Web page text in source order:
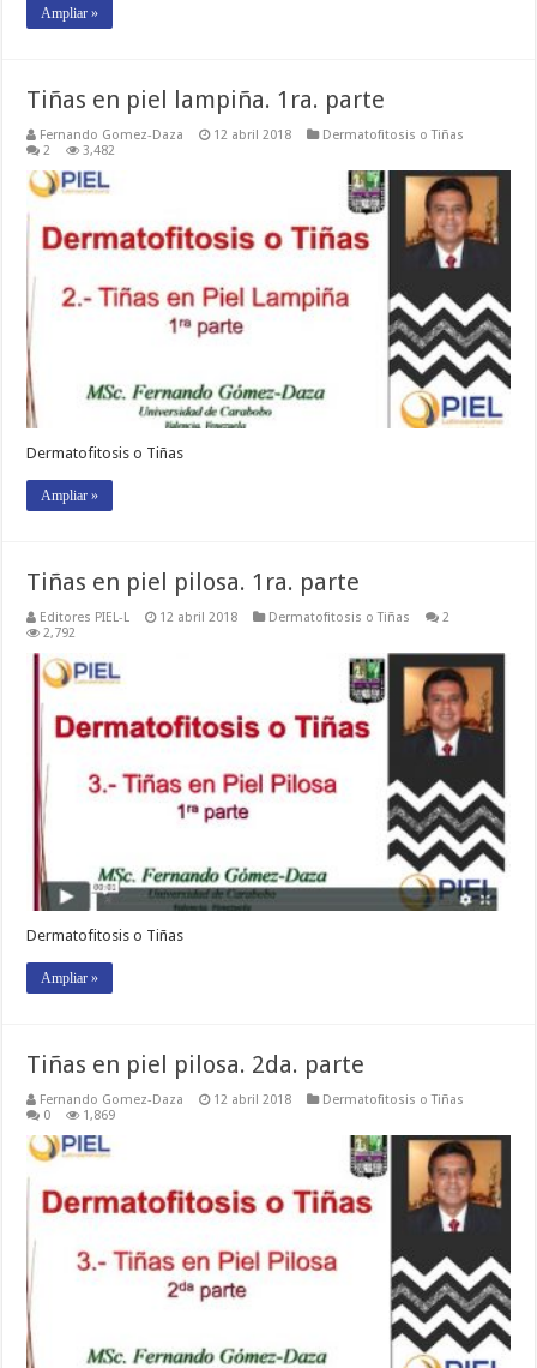
Ampliar »
Tiñas en piel lampiña. 1ra. parte
Fernando Gomez-Daza 12 abril 2018
Dermatofitosis o Tiñas
2
3,482
Dermatofitosis o Tiñas
Ampliar »
Tiñas en piel pilosa. 1ra. parte
Editores PIEL-L 12 abril 2018 Dermatofitosis o Tiñas
2
2,792
Dermatofitosis o Tiñas
Ampliar »
Tiñas en piel pilosa. 2da. parte
Fernando Gomez-Daza 12 abril 2018
Dermatofitosis o Tiñas
0
1,869